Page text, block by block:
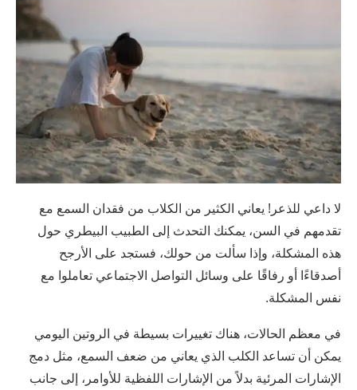
لا داعي للذعر! يعاني الكثير من الكلاب من فقدان السمع مع
تقدمهم في السن، يمكنك التحدث إلى الطبيب البيطري حول
هذه المشكلة، وإذا سألت من حولك، فستجد على الأرجح
أصدقاءًا أو رفاقًا على وسائل التواصل الاجتماعي تعاملوا مع
نفس المشكلة.
في معظم الحالات، هناك تغييرات بسيطة في الروتين اليومي
يمكن أن تساعد الكلب الذي يعاني من ضعف السمع، مثل دمج
الإشارات المرئية بدلاً من الإشارات اللفظية للأوامر، إلى جانب